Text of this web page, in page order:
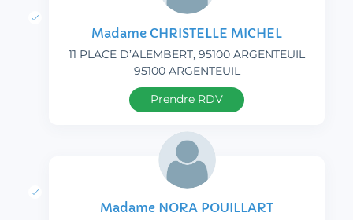
Madame CHRISTELLE MICHEL
11 PLACE D’ALEMBERT, 95100 ARGENTEUIL
95100 ARGENTEUIL
Prendre RDV
Madame NORA POUILLART